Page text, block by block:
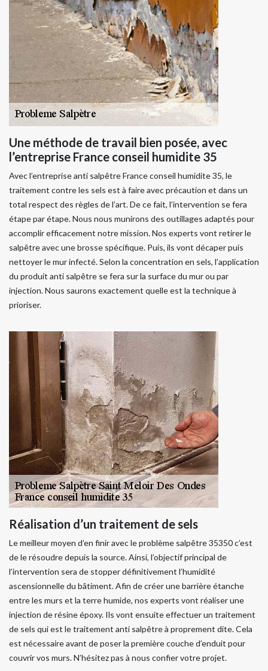
Une méthode de travail bien posée, avec
l’entreprise France conseil humidite 35
Avec l’entreprise anti salpêtre France conseil humidite 35, le
traitement contre les sels est à faire avec précaution et dans un
total respect des règles de l’art. De ce fait, l’intervention se fera
étape par étape. Nous nous munirons des outillages adaptés pour
accomplir efficacement notre mission. Nos experts vont retirer le
salpêtre avec une brosse spécifique. Puis, ils vont décaper puis
nettoyer le mur infecté. Selon la concentration en sels, l’application
du produit anti salpêtre se fera sur la surface du mur ou par
injection. Nous saurons exactement quelle est la technique à
prioriser.
Réalisation d’un traitement de sels
Le meilleur moyen d’en finir avec le problème salpêtre 35350 c’est
de le résoudre depuis la source. Ainsi, l’objectif principal de
l’intervention sera de stopper définitivement l’humidité
ascensionnelle du bâtiment. Afin de créer une barrière étanche
entre les murs et la terre humide, nos experts vont réaliser une
injection de résine époxy. Ils vont ensuite effectuer un traitement
de sels qui est le traitement anti salpêtre à proprement dite. Cela
est nécessaire avant de poser la première couche d’enduit pour
couvrir vos murs. N’hésitez pas à nous confier votre projet.